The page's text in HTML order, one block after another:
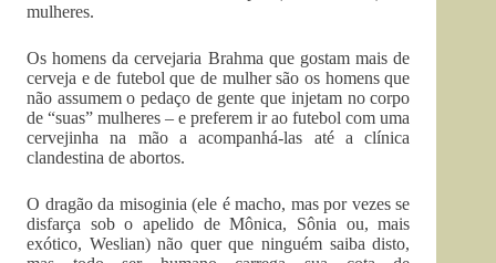
mulheres.
Os homens da cervejaria Brahma que gostam mais de
cerveja e de futebol que de mulher são os homens que
não assumem o pedaço de gente que injetam no corpo
de “suas” mulheres – e preferem ir ao futebol com uma
cervejinha na mão a acompanhá-las até a clínica
clandestina de abortos.
O dragão da misoginia (ele é macho, mas por vezes se
disfarça sob o apelido de Mônica, Sônia ou, mais
exótico, Weslian) não quer que ninguém saiba disto,